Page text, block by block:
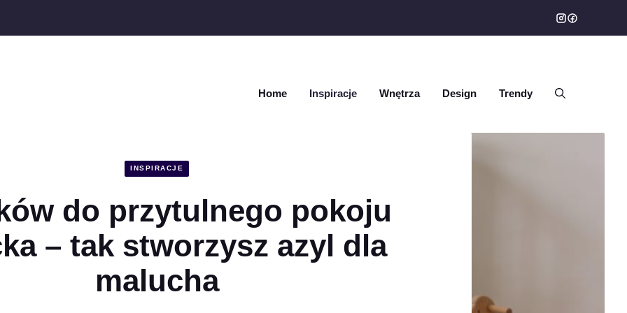
Home Inspiracje Wnętrza Design Trendy
INSPIRACJE
do przytulnego pokoju
– tak stworzysz azyl dla
malucha